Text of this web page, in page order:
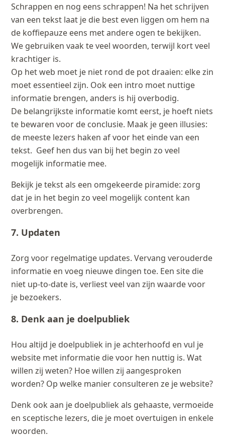
Schrappen en nog eens schrappen! Na het schrijven
van een tekst laat je die best even liggen om hem na
de koffiepauze eens met andere ogen te bekijken.
We gebruiken vaak te veel woorden, terwijl kort veel
krachtiger is.
Op het web moet je niet rond de pot draaien: elke zin
moet essentieel zijn. Ook een intro moet nuttige
informatie brengen, anders is hij overbodig.
De belangrijkste informatie komt eerst, je hoeft niets
te bewaren voor de conclusie. Maak je geen illusies:
de meeste lezers haken af voor het einde van een
tekst. Geef hen dus van bij het begin zo veel
mogelijk informatie mee.
Bekijk je tekst als een omgekeerde piramide: zorg
dat je in het begin zo veel mogelijk content kan
overbrengen.
7. Updaten
Zorg voor regelmatige updates. Vervang verouderde
informatie en voeg nieuwe dingen toe. Een site die
niet up-to-date is, verliest veel van zijn waarde voor
je bezoekers.
8. Denk aan je doelpubliek
Hou altijd je doelpubliek in je achterhoofd en vul je
website met informatie die voor hen nuttig is. Wat
willen zij weten? Hoe willen zij aangesproken
worden? Op welke manier consulteren ze je website?
Denk ook aan je doelpubliek als gehaaste, vermoeide
en sceptische lezers, die je moet overtuigen in enkele
woorden.